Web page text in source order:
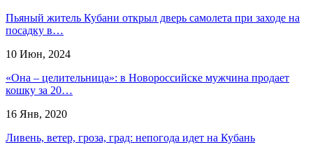
Пьяный житель Кубани открыл дверь самолета при заходе на
посадку в…
10 Июн, 2024
«Она – целительница»: в Новороссийске мужчина продает
кошку за 20…
16 Янв, 2020
Ливень, ветер, гроза, град: непогода идет на Кубань